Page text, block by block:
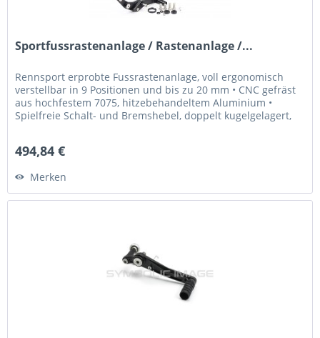
Sportfussrastenanlage / Rastenanlage /...
Rennsport erprobte Fussrastenanlage, voll ergonomisch
verstellbar in 9 Positionen und bis zu 20 mm • CNC gefräst
aus hochfestem 7075, hitzebehandeltem Aluminium •
Spielfreie Schalt- und Bremshebel, doppelt kugelgelagert,
494,84 €
Merken